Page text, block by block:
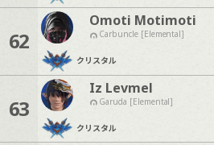
62
Omoti Motimoti
Carbuncle [Elemental]
クリスタル
63
Iz Levmel
Garuda [Elemental]
クリスタル